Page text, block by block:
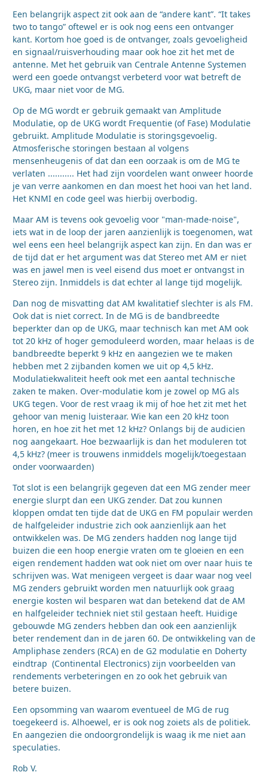
Een belangrijk aspect zit ook aan de “andere kant”. “It takes
two to tango” oftewel er is ook nog eens een ontvanger
kant. Kortom hoe goed is de ontvanger, zoals gevoeligheid
en signaal/ruisverhouding maar ook hoe zit het met de
antenne. Met het gebruik van Centrale Antenne Systemen
werd een goede ontvangst verbeterd voor wat betreft de
UKG, maar niet voor de MG.
Op de MG wordt er gebruik gemaakt van Amplitude
Modulatie, op de UKG wordt Frequentie (of Fase) Modulatie
gebruikt. Amplitude Modulatie is storingsgevoelig.
Atmosferische storingen bestaan al volgens
mensenheugenis of dat dan een oorzaak is om de MG te
verlaten ........... Het had zijn voordelen want onweer hoorde
je van verre aankomen en dan moest het hooi van het land.
Het KNMI en code geel was hierbij overbodig.
Maar AM is tevens ook gevoelig voor "man-made-noise",
iets wat in de loop der jaren aanzienlijk is toegenomen, wat
wel eens een heel belangrijk aspect kan zijn. En dan was er
de tijd dat er het argument was dat Stereo met AM er niet
was en jawel men is veel eisend dus moet er ontvangst in
Stereo zijn. Inmiddels is dat echter al lange tijd mogelijk.
Dan nog de misvatting dat AM kwalitatief slechter is als FM.
Ook dat is niet correct. In de MG is de bandbreedte
beperkter dan op de UKG, maar technisch kan met AM ook
tot 20 kHz of hoger gemoduleerd worden, maar helaas is de
bandbreedte beperkt 9 kHz en aangezien we te maken
hebben met 2 zijbanden komen we uit op 4,5 kHz.
Modulatiekwaliteit heeft ook met een aantal technische
zaken te maken. Over-modulatie kom je zowel op MG als
UKG tegen. Voor de rest vraag ik mij of hoe het zit met het
gehoor van menig luisteraar. Wie kan een 20 kHz toon
horen, en hoe zit het met 12 kHz? Onlangs bij de audicien
nog aangekaart. Hoe bezwaarlijk is dan het moduleren tot
4,5 kHz? (meer is trouwens inmiddels mogelijk/toegestaan
onder voorwaarden)
Tot slot is een belangrijk gegeven dat een MG zender meer
energie slurpt dan een UKG zender. Dat zou kunnen
kloppen omdat ten tijde dat de UKG en FM populair werden
de halfgeleider industrie zich ook aanzienlijk aan het
ontwikkelen was. De MG zenders hadden nog lange tijd
buizen die een hoop energie vraten om te gloeien en een
eigen rendement hadden wat ook niet om over naar huis te
schrijven was. Wat menigeen vergeet is daar waar nog veel
MG zenders gebruikt worden men natuurlijk ook graag
energie kosten wil besparen wat dan betekend dat de AM
en halfgeleider techniek niet stil gestaan heeft. Huidige
gebouwde MG zenders hebben dan ook een aanzienlijk
beter rendement dan in de jaren 60. De ontwikkeling van de
Ampliphase zenders (RCA) en de G2 modulatie en Doherty
eindtrap (Continental Electronics) zijn voorbeelden van
rendements verbeteringen en zo ook het gebruik van
betere buizen.
Een opsomming van waarom eventueel de MG de rug
toegekeerd is. Alhoewel, er is ook nog zoiets als de politiek.
En aangezien die ondoorgrondelijk is waag ik me niet aan
speculaties.
Rob V.